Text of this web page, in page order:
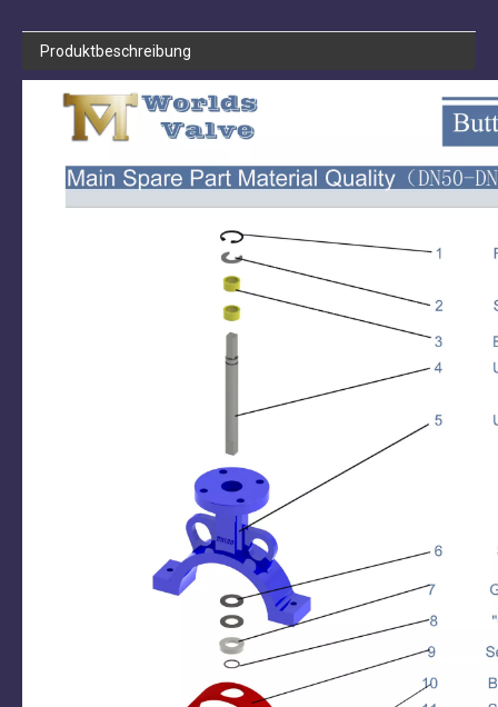
Produktbeschreibung